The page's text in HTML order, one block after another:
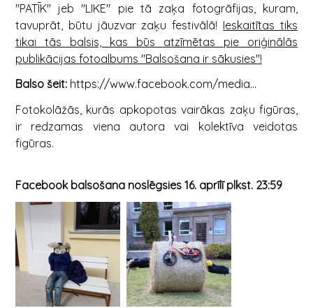
"PATĪK" jeb "LIKE" pie tā zaķa fotogrāfijas, kuram,
tavuprāt, būtu jāuzvar zaķu festivālā! Ieskaitītas tiks
tikai tās balsis, kas būs atzīmētas pie oriģinālās
publikācijas fotoalbums "Balsošana ir sākusies"!
Balso šeit: https://www.facebook.com/media...
Fotokolāžās, kurās apkopotas vairākas zaķu figūras,
ir redzamas viena autora vai kolektīva veidotas
figūras.
Facebook balsošana noslēgsies 16. aprīlī plkst. 23:59